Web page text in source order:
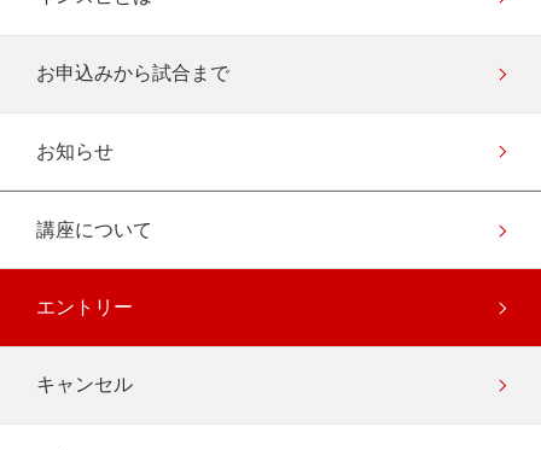
お申込みから試合まで
お知らせ
講座について
エントリー
キャンセル